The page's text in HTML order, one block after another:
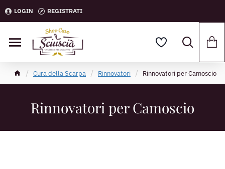
LOGIN REGISTRATI
Cura della Scarpa Rinnovatori Rinnovatori per Camoscio
Rinnovatori per Camoscio